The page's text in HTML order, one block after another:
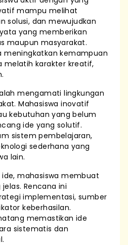
mampu melihat
solusi, dan mewujudkan
yang memberikan
maupun masyarakat.
meningkatkan kemampuan
melatih karakter kreatif,
mengamati lingkungan
Mahasiswa inovatif
kebutuhan yang belum
ide yang solutif.
sistem pembelajaran,
sederhana yang
lain.
mahasiswa membuat
Rencana ini
implementasi, sumber
keberhasilan.
memastikan ide
sistematis dan